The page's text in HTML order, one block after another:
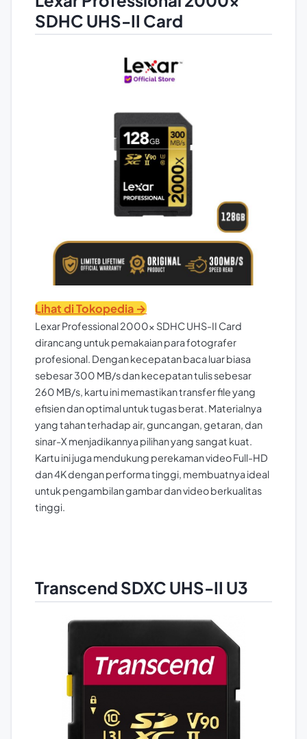
SDHC UHS-II Card
Lihat di Tokopedia →
Lexar Professional 2000x SDHC UHS-II Card
dirancang untuk pemakaian para fotografer
profesional. Dengan kecepatan baca luar biasa
sebesar 300 MB/s dan kecepatan tulis sebesar
260 MB/s, kartu ini memastikan transfer file yang
efisien dan optimal untuk tugas berat. Materialnya
yang tahan terhadap air, guncangan, getaran, dan
sinar-X menjadikannya pilihan yang sangat kuat.
Kartu ini juga mendukung perekaman video Full-HD
dan 4K dengan performa tinggi, membuatnya ideal
untuk pengambilan gambar dan video berkualitas
tinggi.
Transcend SDXC UHS-II U3